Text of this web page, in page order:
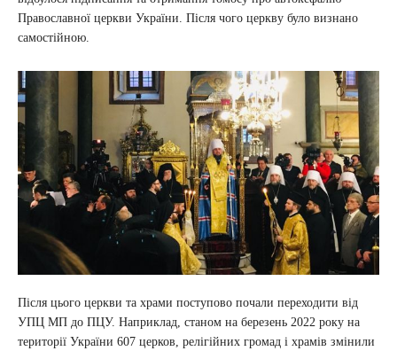
Православної церкви України. Після чого церкву було визнано
самостійною.
Після цього церкви та храми поступово почали переходити від
УПЦ МП до ПЦУ. Наприклад, станом на березень 2022 року на
території України 607 церков, релігійних громад і храмів змінили